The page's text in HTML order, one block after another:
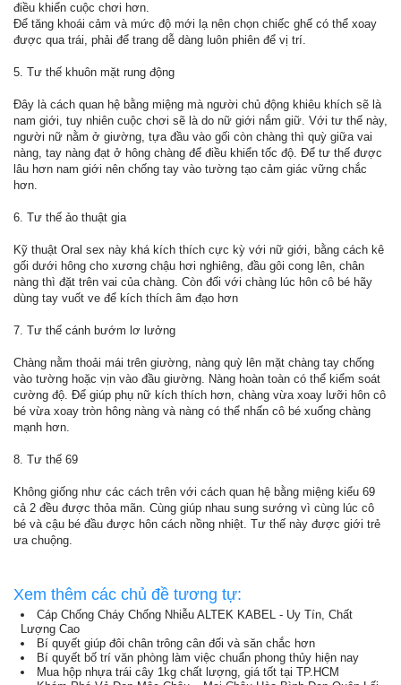
điều khiển cuộc chơi hơn.
Để tăng khoái cảm và mức độ mới lạ nên chọn chiếc ghế có thể xoay
được qua trái, phải để trang dễ dàng luôn phiên để vị trí.
5. Tư thế khuôn mặt rung động
Đây là cách quan hệ bằng miệng mà người chủ động khiêu khích sẽ là
nam giới, tuy nhiên cuộc chơi sẽ là do nữ giới nắm giữ. Với tư thế này,
người nữ nằm ở giường, tựa đầu vào gối còn chàng thì quỳ giữa vai
nàng, tay nàng đạt ở hông chàng để điều khiển tốc độ. Để tư thế được
lâu hơn nam giới nên chống tay vào tường tạo cảm giác vững chắc
hơn.
6. Tư thế ảo thuật gia
Kỹ thuật Oral sex này khá kích thích cực kỳ với nữ giới, bằng cách kê
gối dưới hông cho xương chậu hơi nghiêng, đầu gôi cong lên, chân
nàng thì đặt trên vai của chàng. Còn đối với chàng lúc hôn cô bé hãy
dùng tay vuốt ve để kích thích âm đạo hơn
7. Tư thế cánh bướm lơ lưởng
Chàng nằm thoải mái trên giường, nàng quỳ lên mặt chàng tay chống
vào tường hoặc vịn vào đầu giường. Nàng hoàn toàn có thể kiểm soát
cường độ. Để giúp phụ nữ kích thích hơn, chàng vừa xoay lưỡi hôn cô
bé vừa xoay tròn hông nàng và nàng có thể nhấn cô bé xuống chàng
mạnh hơn.
8. Tư thế 69
Không giống như các cách trên với cách quan hệ bằng miệng kiểu 69
cả 2 đều được thỏa mãn. Cùng giúp nhau sung sướng vì cùng lúc cô
bé và cậu bé đầu được hôn cách nồng nhiệt. Tư thế này được giới trẻ
ưa chuộng.
Xem thêm các chủ đề tương tự:
Cáp Chống Cháy Chống Nhiễu ALTEK KABEL - Uy Tín, Chất
Lượng Cao
Bí quyết giúp đôi chân trông cân đối và săn chắc hơn
Bí quyết bố trí văn phòng làm việc chuẩn phong thủy hiện nay
Mua hộp nhựa trái cây 1kg chất lượng, giá tốt tại TP.HCM